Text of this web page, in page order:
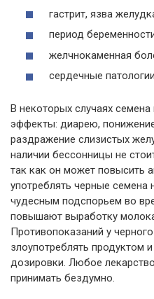
гастрит, язва
период
желчнокаменная
сердечные
В некоторых случаях
эффекты: диарею,
раздражение слизистых
наличии бессонницы не
так как он может повысить
употреблять черные семена
чудесным подспорьем во
повышают выработку
Противопоказаний у
злоупотреблять продуктом
дозировки. Любое
принимать бездумно.